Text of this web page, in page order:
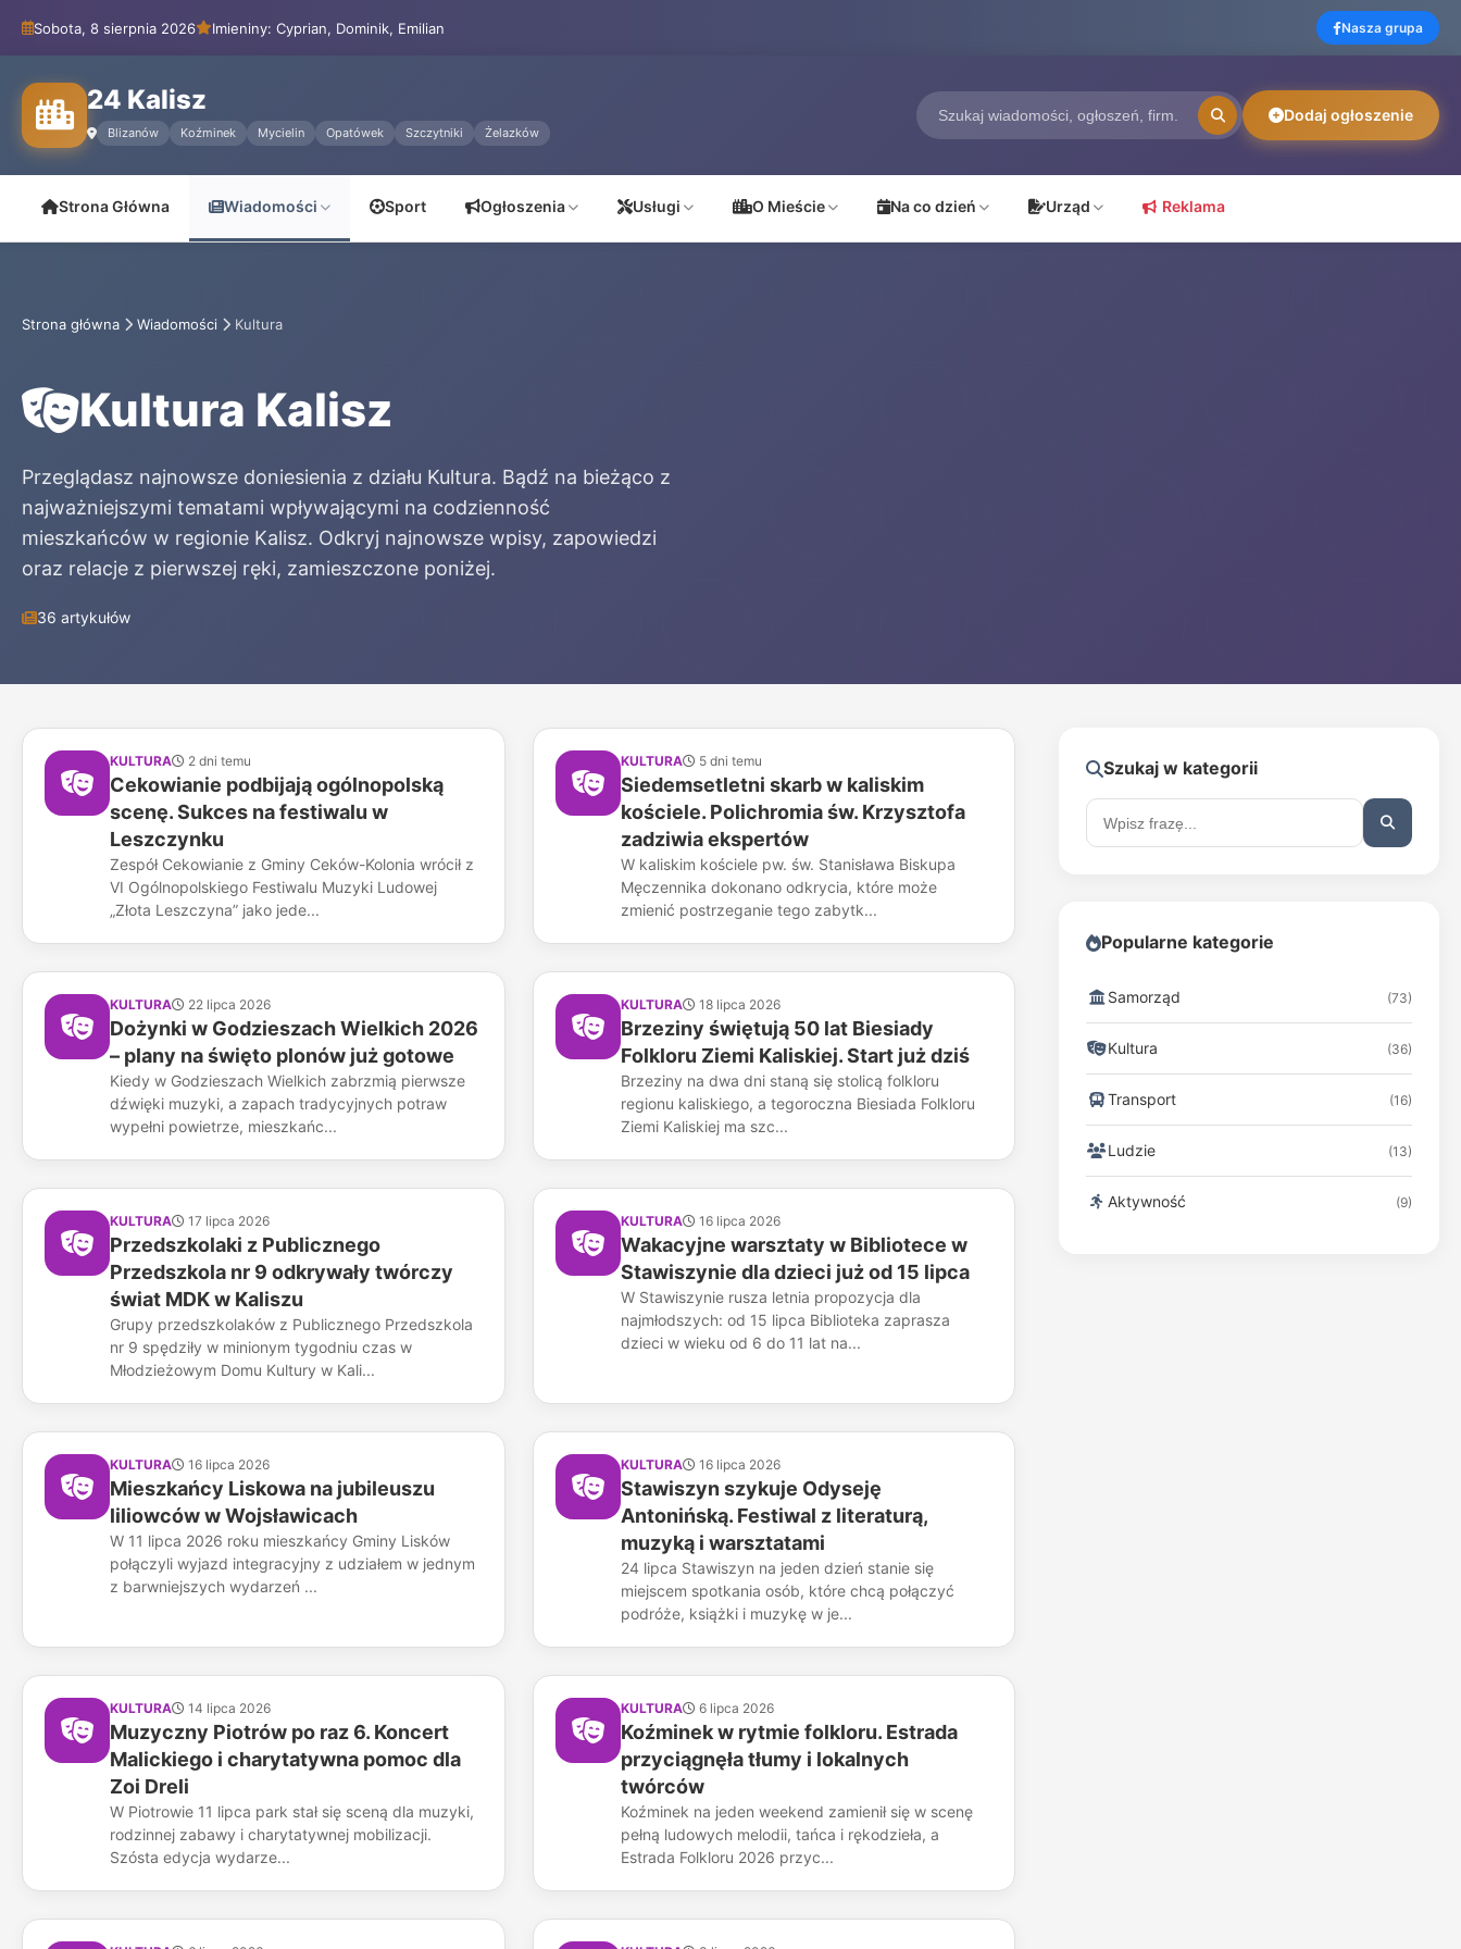
Sobota, 8 sierpnia 2026 Imieniny: Cyprian, Dominik, Emilian Nasza grupa
24 Kalisz
Blizanów Koźminek Mycielin Opatówek Szczytniki Żelazków
Dodaj ogłoszenie
Strona Główna Wiadomości Sport Ogłoszenia Usługi O Mieście Na co dzień Urząd Reklama
Strona główna Wiadomości Kultura
Kultura Kalisz
Przeglądasz najnowsze doniesienia z działu Kultura. Bądź na bieżąco z
najważniejszymi tematami wpływającymi na codzienność
mieszkańców w regionie Kalisz. Odkryj najnowsze wpisy, zapowiedzi
oraz relacje z pierwszej ręki, zamieszczone poniżej.
36 artykułów
KULTURA 2 dni temu
Cekowianie podbijają ogólnopolską
scenę. Sukces na festiwalu w
Leszczynku
Zespół Cekowianie z Gminy Ceków-Kolonia wrócił z
VI Ogólnopolskiego Festiwalu Muzyki Ludowej
„Złota Leszczyna” jako jede...
KULTURA 5 dni temu
Siedemsetletni skarb w kaliskim
kościele. Polichromia św. Krzysztofa
zadziwia ekspertów
W kaliskim kościele pw. św. Stanisława Biskupa
Męczennika dokonano odkrycia, które może
zmienić postrzeganie tego zabytk...
KULTURA 22 lipca 2026
Dożynki w Godzieszach Wielkich 2026
– plany na święto plonów już gotowe
Kiedy w Godzieszach Wielkich zabrzmią pierwsze
dźwięki muzyki, a zapach tradycyjnych potraw
wypełni powietrze, mieszkańc...
KULTURA 18 lipca 2026
Brzeziny świętują 50 lat Biesiady
Folkloru Ziemi Kaliskiej. Start już dziś
Brzeziny na dwa dni staną się stolicą folkloru
regionu kaliskiego, a tegoroczna Biesiada Folkloru
Ziemi Kaliskiej ma szc...
KULTURA 17 lipca 2026
Przedszkolaki z Publicznego
Przedszkola nr 9 odkrywały twórczy
świat MDK w Kaliszu
Grupy przedszkolaków z Publicznego Przedszkola
nr 9 spędziły w minionym tygodniu czas w
Młodzieżowym Domu Kultury w Kali...
KULTURA 16 lipca 2026
Wakacyjne warsztaty w Bibliotece w
Stawiszynie dla dzieci już od 15 lipca
W Stawiszynie rusza letnia propozycja dla
najmłodszych: od 15 lipca Biblioteka zaprasza
dzieci w wieku od 6 do 11 lat na...
KULTURA 16 lipca 2026
Mieszkańcy Liskowa na jubileuszu
liliowców w Wojsławicach
W 11 lipca 2026 roku mieszkańcy Gminy Lisków
połączyli wyjazd integracyjny z udziałem w jednym
z barwniejszych wydarzeń ...
KULTURA 16 lipca 2026
Stawiszyn szykuje Odyseję
Antonińską. Festiwal z literaturą,
muzyką i warsztatami
24 lipca Stawiszyn na jeden dzień stanie się
miejscem spotkania osób, które chcą połączyć
podróże, książki i muzykę w je...
KULTURA 14 lipca 2026
Muzyczny Piotrów po raz 6. Koncert
Malickiego i charytatywna pomoc dla
Zoi Dreli
W Piotrowie 11 lipca park stał się sceną dla muzyki,
rodzinnej zabawy i charytatywnej mobilizacji.
Szósta edycja wydarze...
KULTURA 6 lipca 2026
Koźminek w rytmie folkloru. Estrada
przyciągnęła tłumy i lokalnych
twórców
Koźminek na jeden weekend zamienił się w scenę
pełną ludowych melodii, tańca i rękodzieła, a
Estrada Folkloru 2026 przyc...
Szukaj w kategorii
Popularne kategorie
Samorząd (73)
Kultura (36)
Transport (16)
Ludzie (13)
Aktywność (9)